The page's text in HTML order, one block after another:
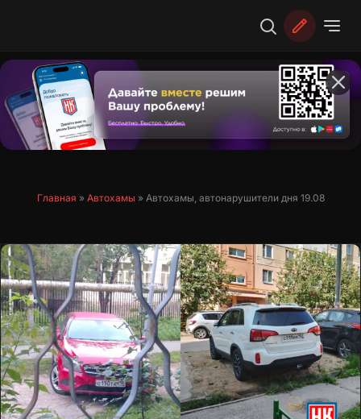
Главная » Автохамы » Автохамы, автонарушители дня 19.08